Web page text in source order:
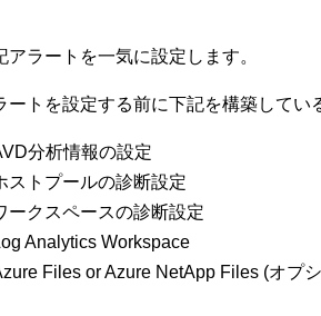
アラートを一気に設定します。
ートを設定する前に下記を構築してい
分析情報の設定
ストプールの診断設定
ークスペースの診断設定
Analytics Workspace
Files or Azure NetApp Files (オプ